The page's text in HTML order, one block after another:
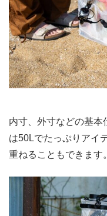
内寸、外寸などの基
は50Lでたっぷりアイ
重ねることもできます